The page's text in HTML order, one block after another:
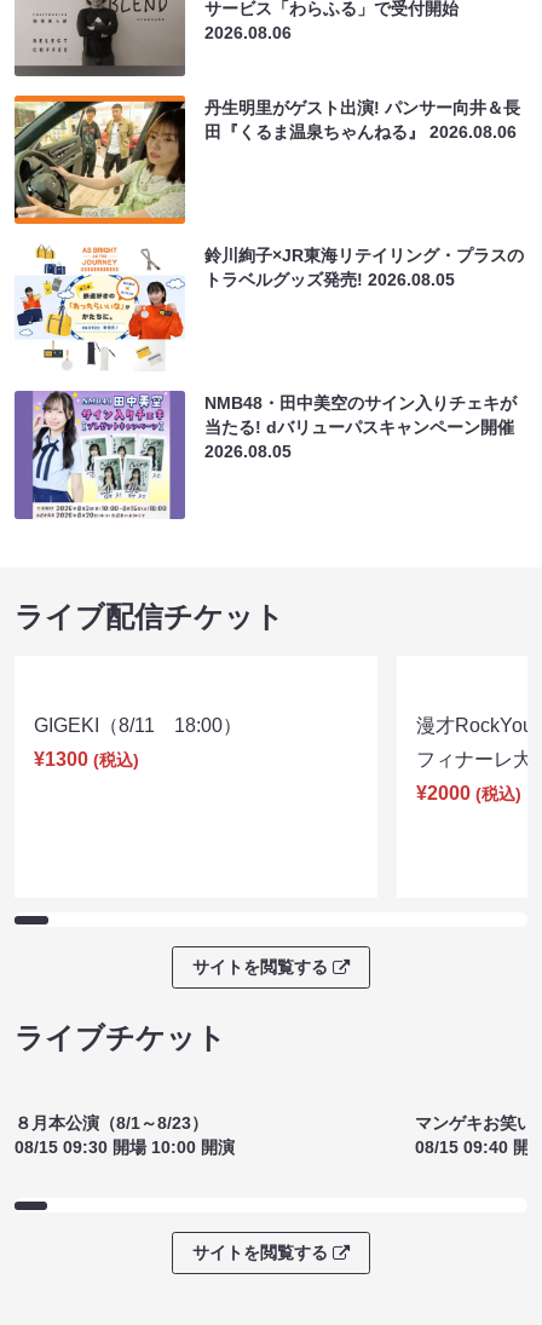
サービス「わらふる」で受付開始
2026.08.06
丹生明里がゲスト出演! パンサー向井＆長
田『くるま温泉ちゃんねる』2026.08.06
鈴川絢子×JR東海リテイリング・プラスの
トラベルグッズ発売!2026.08.05
NMB48・田中美空のサイン入りチェキが
当たる! dバリューパスキャンペーン開催
2026.08.05
ライブ配信チケット
GIGEKI（8/11 18:00）
¥1300 (税込)
漫才RockYou
フィナーレ
¥2000 (税込)
サイトを閲覧する
ライブチケット
８月本公演（8/1～8/23）
08/15 09:30 開場 10:00 開演
マンゲキお笑い
08/15 09:40 開
サイトを閲覧する